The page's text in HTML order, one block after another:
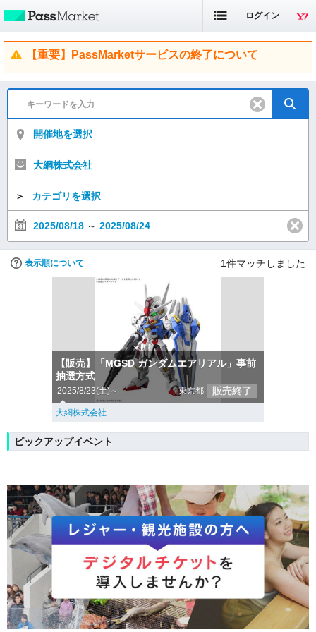
ログイン
【重要】PassMarketサービスの終了について
開催地を選択
大網株式会社
＞ カテゴリを選択
2025/08/18 ～ 2025/08/24
表示順について 1件マッチしました
【販売】「MGSD ガンダムエアリアル」事前
抽選方式
2025/8/23(土)～ 東京都 販売終了
大網株式会社
ピックアップイベント